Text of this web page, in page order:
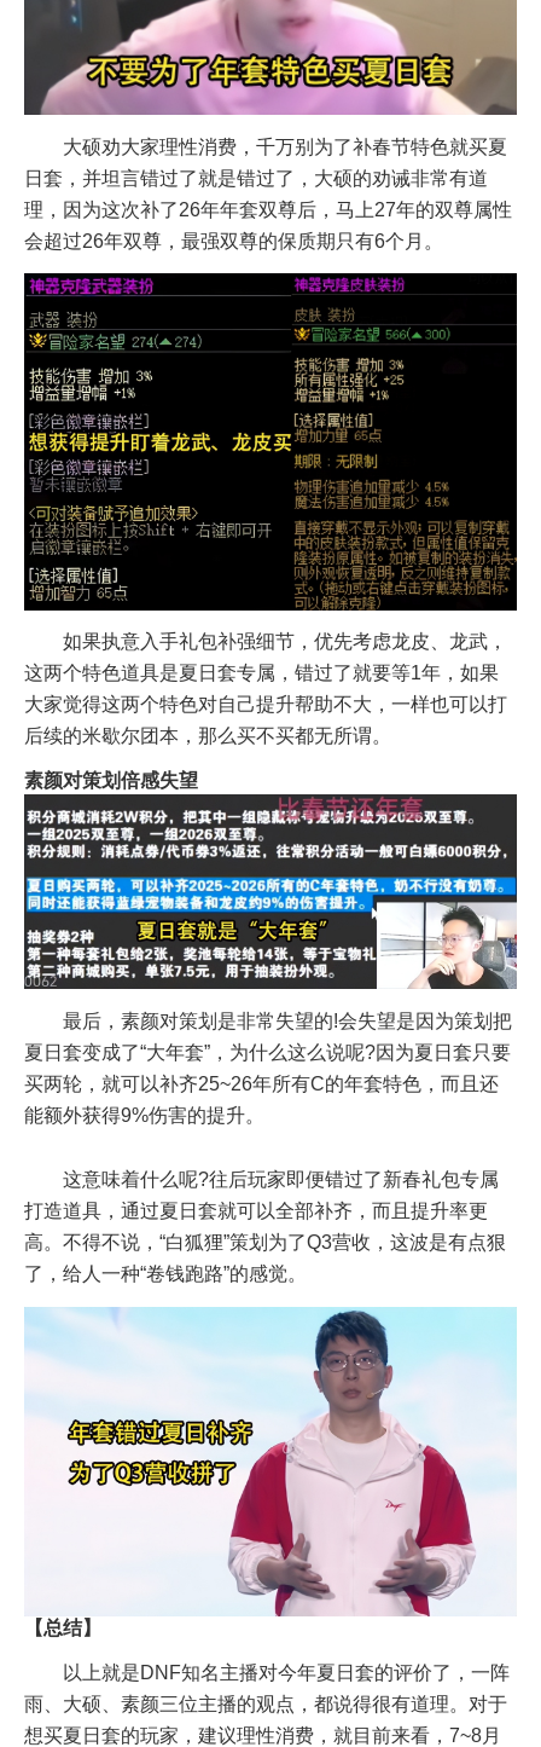
大硕劝大家理性消费，千万别为了补春节特色就买夏
日套，并坦言错过了就是错过了，大硕的劝诫非常有道
理，因为这次补了26年年套双尊后，马上27年的双尊属性
会超过26年双尊，最强双尊的保质期只有6个月。
如果执意入手礼包补强细节，优先考虑龙皮、龙武，
这两个特色道具是夏日套专属，错过了就要等1年，如果
大家觉得这两个特色对自己提升帮助不大，一样也可以打
后续的米歇尔团本，那么买不买都无所谓。
素颜对策划倍感失望
最后，素颜对策划是非常失望的!会失望是因为策划把
夏日套变成了“大年套”，为什么这么说呢?因为夏日套只要
买两轮，就可以补齐25~26年所有C的年套特色，而且还
能额外获得9%伤害的提升。
这意味着什么呢?往后玩家即便错过了新春礼包专属
打造道具，通过夏日套就可以全部补齐，而且提升率更
高。不得不说，“白狐狸”策划为了Q3营收，这波是有点狠
了，给人一种“卷钱跑路”的感觉。
【总结】
以上就是DNF知名主播对今年夏日套的评价了，一阵
雨、大硕、素颜三位主播的观点，都说得很有道理。对于
想买夏日套的玩家，建议理性消费，就目前来看，7~8月